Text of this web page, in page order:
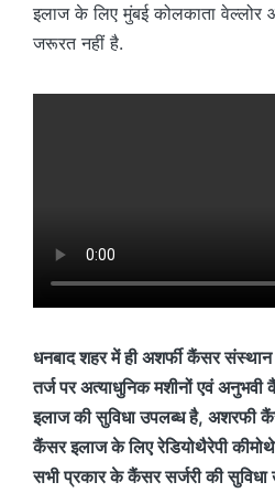
इलाज के लिए मुंबई कोलकाता
जरूरत नहीं है.
धनबाद शहर में ही अशर्फी कैंसर संस्थान
तर्ज पर अत्याधुनिक मशीनों एवं अनुभवी
इलाज की सुविधा उपलब्ध है, अशरफी
कैंसर इलाज के लिए रेडियोथैरेपी
सभी प्रकार के कैंसर सर्जरी की